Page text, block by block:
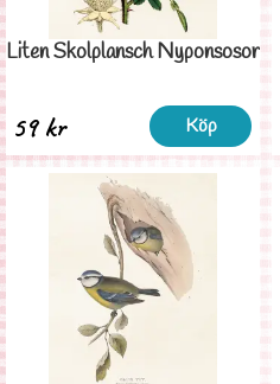
Liten Skolplansch Nyponsosor
59 kr Köp